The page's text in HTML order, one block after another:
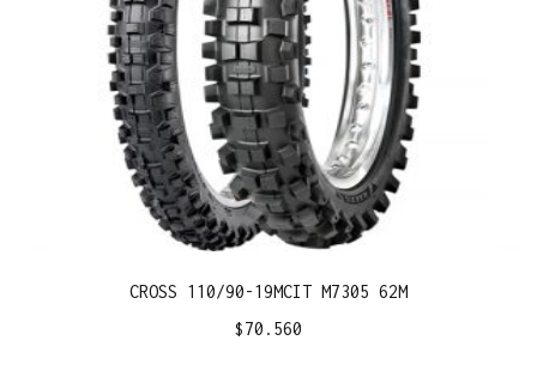
CROSS 110/90-19MCIT M7305 62M
$70.560